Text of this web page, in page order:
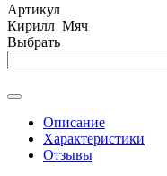
Артикул
Кирилл_Мяч
Выбрать
Описание
Характеристики
Отзывы